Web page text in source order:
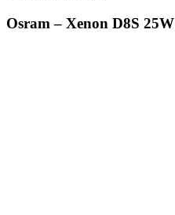
Osram – Xenon D8S 25W